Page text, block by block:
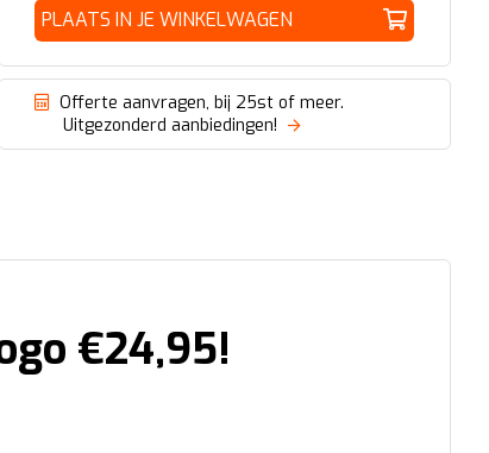
PLAATS IN JE WINKELWAGEN
Offerte aanvragen, bij 25st of meer.
Uitgezonderd aanbiedingen!
€24,95!